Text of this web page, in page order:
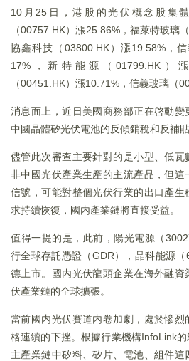
10月25日，港股的光伏概念股集
（00757.HK）漲25.86%，福萊特玻璃
協鑫科技（03800.HK）漲19.58%，
17%，新特能源（01799.HK）
（00451.HK）漲10.71%，信義玻璃（
消息面上，近日美國商務部正在啓動
中國晶體矽光伏電池的反傾銷稅和反補貼
儘管此次審查主要針對的是小型、低瓦
非中國光伏產業生產的主流產品，但這
信號，可能對整個光伏行業的出口產
求持續恢復，國内產業鏈將直接受益。
值得一提的是，此前，陽光電源（
行全球存託憑證（GDR），晶科能源
德上市。國内光伏龍頭企業在海外融
伏產業鏈的全球擴張。
當前國内光伏賽道内卷加劇，處於慘
格連續的下挫。根據行業機構InfoLink
主產業鏈中矽料、矽片、電池、組件